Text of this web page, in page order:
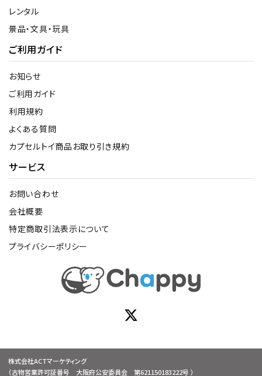
レンタル
景品・文具・玩具
ご利用ガイド
お知らせ
ご利用ガイド
利用規約
よくある質問
カプセルトイ商品お取り引き規約
サービス
お問い合わせ
会社概要
特定商取引法表示について
プライバシーポリシー
株式会社ACTマーケティング
（古物営業許可証番号 大阪府公安委員会 第621150183222号 ）